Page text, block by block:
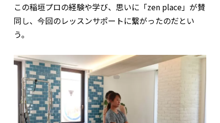
この稲垣プロの経験や学び、思いに「zen place」が賛
同し、今回のレッスンサポートに繋がったのだとい
う。